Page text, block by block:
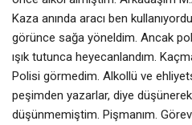
Kaza anında aracı ben
görünce sağa yöneldim. Ancak
ışık tutunca heyecanlandım.
Polisi görmedim. Alkollü ve
peşimden yazarlar, diye düşünerek
düşünmemiştim. Pişmanım.